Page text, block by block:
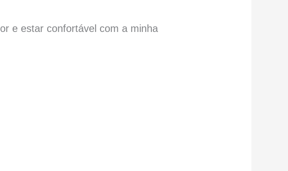
e estar confortável com a minha